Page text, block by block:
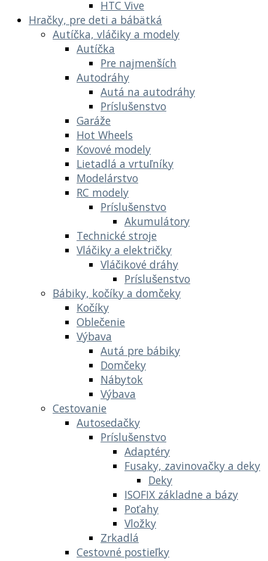
HTC Vive
Hračky, pre deti a bábätká
Autíčka, vláčiky a modely
Autíčka
Pre najmenších
Autodráhy
Autá na autodráhy
Príslušenstvo
Garáže
Hot Wheels
Kovové modely
Lietadlá a vrtuľníky
Modelárstvo
RC modely
Príslušenstvo
Akumulátory
Technické stroje
Vláčiky a električky
Vláčikové dráhy
Príslušenstvo
Bábiky, kočíky a domčeky
Kočíky
Oblečenie
Výbava
Autá pre bábiky
Domčeky
Nábytok
Výbava
Cestovanie
Autosedačky
Príslušenstvo
Adaptéry
Fusaky, zavinovačky a deky
Deky
ISOFIX základne a bázy
Poťahy
Vložky
Zrkadlá
Cestovné postieľky